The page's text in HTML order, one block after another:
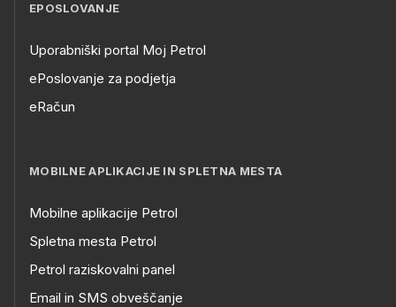
EPOSLOVANJE
Uporabniški portal Moj Petrol
ePoslovanje za podjetja
eRačun
MOBILNE APLIKACIJE IN SPLETNA MESTA
Mobilne aplikacije Petrol
Spletna mesta Petrol
Petrol raziskovalni panel
Email in SMS obveščanje